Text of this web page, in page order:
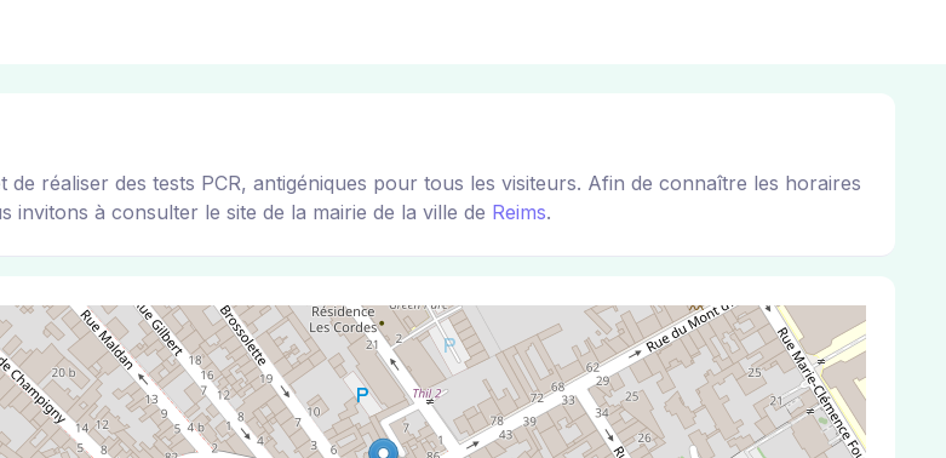
réaliser des tests PCR, antigéniques pour tous les visiteurs. Afin de connaître les horaires
à consulter le site de la mairie de la ville de Reims.